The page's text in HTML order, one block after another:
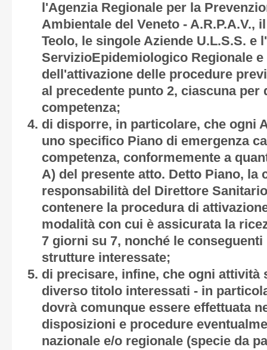
l'Agenzia Regionale per la
Ambientale del Veneto - A.R.P.A.V.,
Teolo, le singole Aziende U.L.S.S. e
ServizioEpidemiologico Regionale
dell'attivazione delle procedure
al precedente punto 2, ciascuna per
competenza;
di disporre, in particolare, che ogni
uno specifico Piano di emergenza
competenza, conformemente a
A) del presente atto. Detto Piano, la
responsabilità del Direttore
contenere la procedura di
modalità con cui è assicurata la
7 giorni su 7, nonché le
strutture interessate;
di precisare, infine, che ogni attività
diverso titolo interessati - in
dovrà comunque essere effettuata
disposizioni e procedure
nazionale e/o regionale (specie da